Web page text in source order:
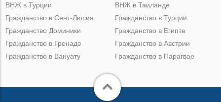
ВНЖ в Турции
ВНЖ в Таиланде
Гражданство в Сент-Люсия
Гражданство Доминики
Гражданство в Гренаде
Гражданство в Вануату
Гражданство в Турции
Гражданство в Египте
Гражданство в Австрии
Гражданство в Парагвае